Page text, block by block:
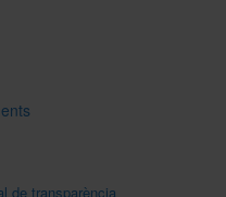
de transparència